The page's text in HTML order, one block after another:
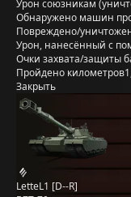
Урон союзникам
Обнаружено машин
Повреждено/
Урон, нанесённый с
Очки захвата/защиты
Пройдено километров
Закрыть
LetteL1 [D--R]